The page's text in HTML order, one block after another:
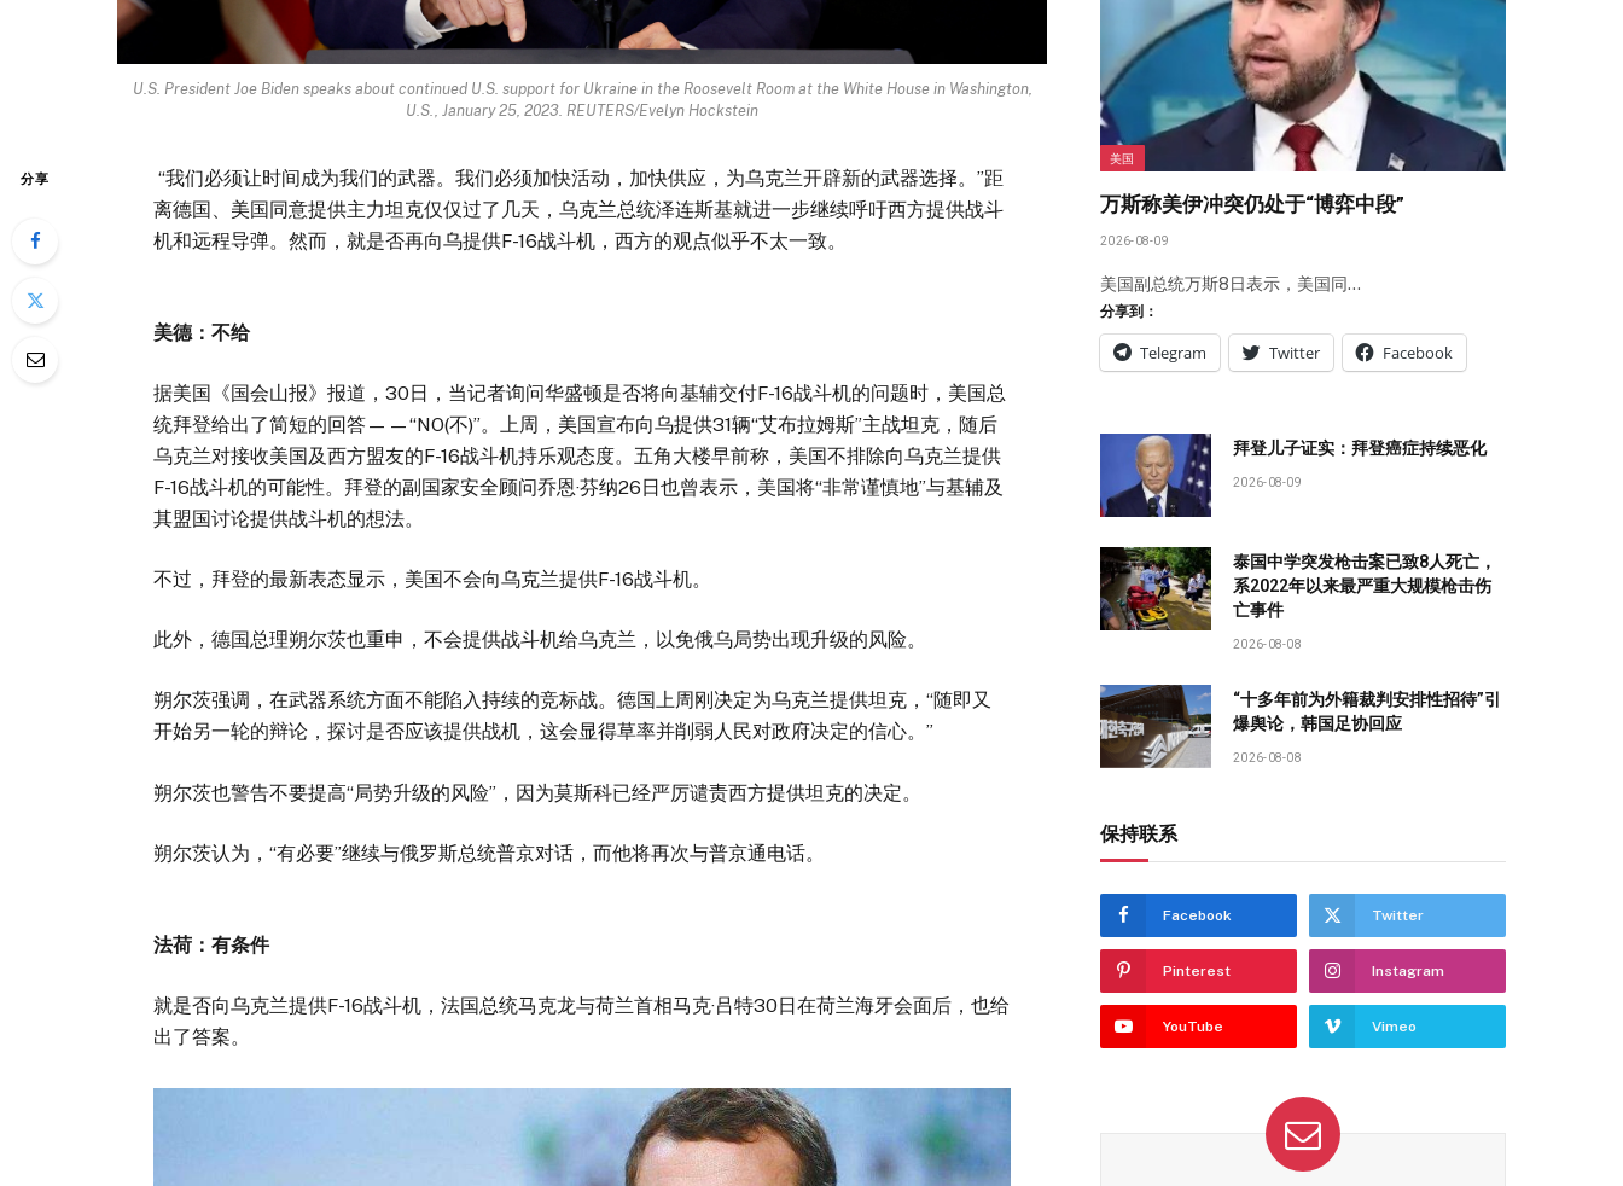
U.S. President Joe Biden speaks about continued U.S. support for Ukraine in the Roosevelt Room at the White House in Washington,
U.S., January 25, 2023. REUTERS/Evelyn Hockstein
分享
“我们必须让时间成为我们的武器。我们必须加快活动，加快供应，为乌克兰开辟新的武器选择。”距
离德国、美国同意提供主力坦克仅仅过了几天，乌克兰总统泽连斯基就进一步继续呼吁西方提供战斗
机和远程导弹。然而，就是否再向乌提供F-16战斗机，西方的观点似乎不太一致。
美德：不给
据美国《国会山报》报道，30日，当记者询问华盛顿是否将向基辅交付F-16战斗机的问题时，美国总
统拜登给出了简短的回答——“NO(不)”。上周，美国宣布向乌提供31辆“艾布拉姆斯”主战坦克，随后
乌克兰对接收美国及西方盟友的F-16战斗机持乐观态度。五角大楼早前称，美国不排除向乌克兰提供
F-16战斗机的可能性。拜登的副国家安全顾问乔恩·芬纳26日也曾表示，美国将“非常谨慎地”与基辅及
其盟国讨论提供战斗机的想法。
不过，拜登的最新表态显示，美国不会向乌克兰提供F-16战斗机。
此外，德国总理朔尔茨也重申，不会提供战斗机给乌克兰，以免俄乌局势出现升级的风险。
朔尔茨强调，在武器系统方面不能陷入持续的竞标战。德国上周刚决定为乌克兰提供坦克，“随即又
开始另一轮的辩论，探讨是否应该提供战机，这会显得草率并削弱人民对政府决定的信心。”
朔尔茨也警告不要提高“局势升级的风险”，因为莫斯科已经严厉谴责西方提供坦克的决定。
朔尔茨认为，“有必要”继续与俄罗斯总统普京对话，而他将再次与普京通电话。
法荷：有条件
就是否向乌克兰提供F-16战斗机，法国总统马克龙与荷兰首相马克·吕特30日在荷兰海牙会面后，也给
出了答案。
美国
万斯称美伊冲突仍处于“博弈中段”
2026-08-09
美国副总统万斯8日表示，美国同…
分享到：
Telegram Twitter Facebook
拜登儿子证实：拜登癌症持续恶化
2026-08-09
泰国中学突发枪击案已致8人死亡，
系2022年以来最严重大规模枪击伤
亡事件
2026-08-08
“十多年前为外籍裁判安排性招待”引
爆舆论，韩国足协回应
2026-08-08
保持联系
Facebook Twitter
Pinterest Instagram
YouTube Vimeo